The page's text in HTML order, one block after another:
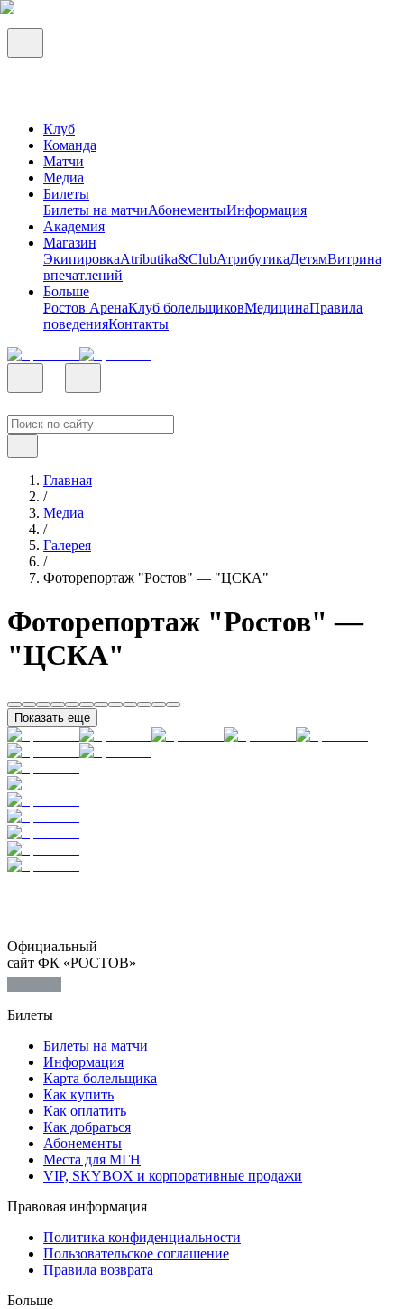
Клуб
Команда
Матчи
Медиа
Билеты
Билеты на матчиАбонементыИнформация
Академия
Магазин
ЭкипировкаAtributika&ClubАтрибутикаДетямВитрина
впечатлений
Больше
Ростов АренаКлуб болельщиковМедицинаПравила
поведенияКонтакты
Главная
/
Медиа
/
Галерея
/
Фоторепортаж "Ростов" — "ЦСКА"
Фоторепортаж "Ростов" —
"ЦСКА"
Показать еще
Официальный
сайт ФК «РОСТОВ»
Билеты
Билеты на матчи
Информация
Карта болельщика
Как купить
Как оплатить
Как добраться
Абонементы
Места для МГН
VIP, SKYBOX и корпоративные продажи
Правовая информация
Политика конфиденциальности
Пользовательское соглашение
Правила возврата
Больше